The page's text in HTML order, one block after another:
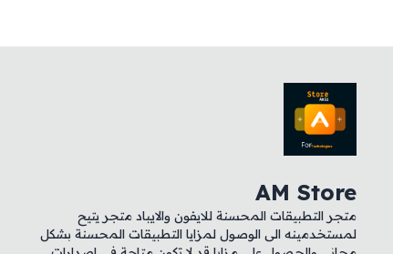
AM Store
متجر التطبيقات المحسنة للايفون والايباد متجر يتيح
لمستخدمينه الى الوصول لمزايا التطبيقات المحسنة بشكل